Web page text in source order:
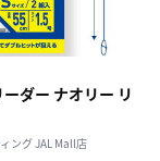
ダー ナオリー リ
ング JAL Mall店